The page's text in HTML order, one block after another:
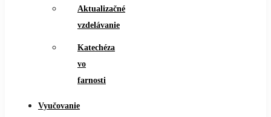
Aktualizačné
vzdelávanie
Katechéza
vo
farnosti
Vyučovanie